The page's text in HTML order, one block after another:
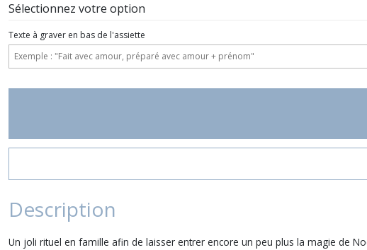
Sélectionnez votre option
Texte à graver en bas de l'assiette
Description
Un joli rituel en famille afin de laisser entrer encore un peu plus la magie de